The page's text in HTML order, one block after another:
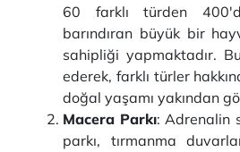
60 farklı türden
barındıran büyük bir
sahipliği yapmaktadır.
ederek, farklı türler
doğal yaşamı yakından
Macera Parkı: Adrenalin
parkı, tırmanma